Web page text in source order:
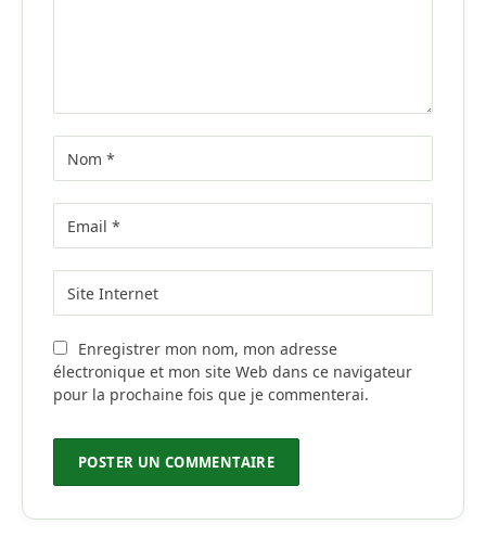
Enregistrer mon nom, mon adresse
électronique et mon site Web dans ce navigateur
pour la prochaine fois que je commenterai.